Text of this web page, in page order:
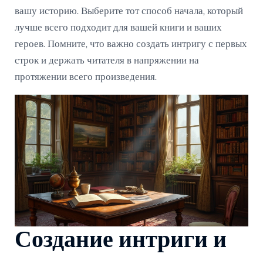
вашу историю. Выберите тот способ начала, который
лучше всего подходит для вашей книги и ваших
героев. Помните, что важно создать интригу с первых
строк и держать читателя в напряжении на
протяжении всего произведения.
Создание интриги и